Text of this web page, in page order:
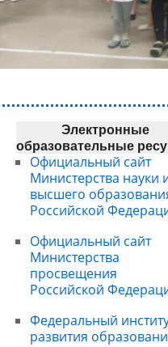
Электронные
образовательные
Официальный сайт
Министерства науки
высшего
Российской
Официальный сайт
Министерства
просвещения
Российской
Федеральный
развития